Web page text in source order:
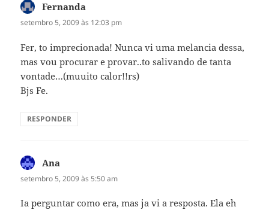
Fernanda
setembro 5, 2009 às 12:03 pm
Fer, to imprecionada! Nunca vi uma melancia dessa,
mas vou procurar e provar..to salivando de tanta
vontade…(muuito calor!!rs)
Bjs Fe.
RESPONDER
Ana
setembro 5, 2009 às 5:50 am
Ia perguntar como era, mas ja vi a resposta. Ela eh